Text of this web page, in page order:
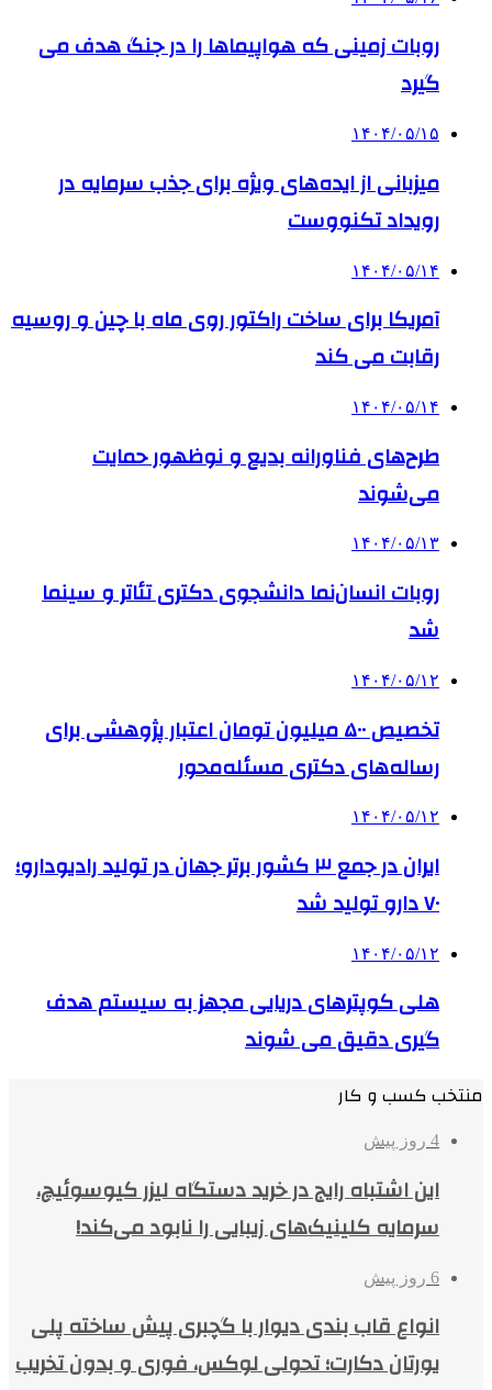
روبات زمینی که هواپیماها را در جنگ هدف می
گیرد
۱۴۰۴/۰۵/۱۵
میزبانی از ایده‌های ویژه برای جذب سرمایه در
رویداد تکنووست
۱۴۰۴/۰۵/۱۴
آمریکا برای ساخت راکتور روی ماه با چین و روسیه
رقابت می کند
۱۴۰۴/۰۵/۱۴
طرح‌های فناورانه بدیع و نوظهور حمایت
می‌شوند
۱۴۰۴/۰۵/۱۳
روبات انسان‌نما دانشجوی دکتری تئاتر و سینما
شد
۱۴۰۴/۰۵/۱۲
تخصیص ۵۰۰ میلیون تومان اعتبار پژوهشی برای
رساله‌های دکتری مسئله‌محور
۱۴۰۴/۰۵/۱۲
ایران در جمع ۳ کشور برتر جهان در تولید رادیودارو؛
۷۰ دارو تولید شد
۱۴۰۴/۰۵/۱۲
هلی کوپترهای دریایی مجهز به سیستم هدف
گیری دقیق می شوند
منتخب کسب و کار
4 روز پیش
این اشتباه رایج در خرید دستگاه لیزر کیوسوئیچ،
سرمایه کلینیک‌های زیبایی را نابود می‌کند!
6 روز پیش
انواع قاب بندی دیوار با گچبری پیش ساخته پلی
یورتان دکارت؛ تحولی لوکس، فوری و بدون تخریب